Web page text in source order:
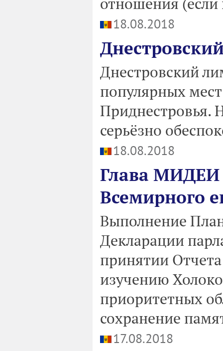
18.08.2018
Днестровский
популярных
Приднестровья.
серьёзно
18.08.2018
Глава МИДЕИ
Всемирного
Выполнение
Декларации
принятии
изучению
приоритетных
сохранение
17.08.2018